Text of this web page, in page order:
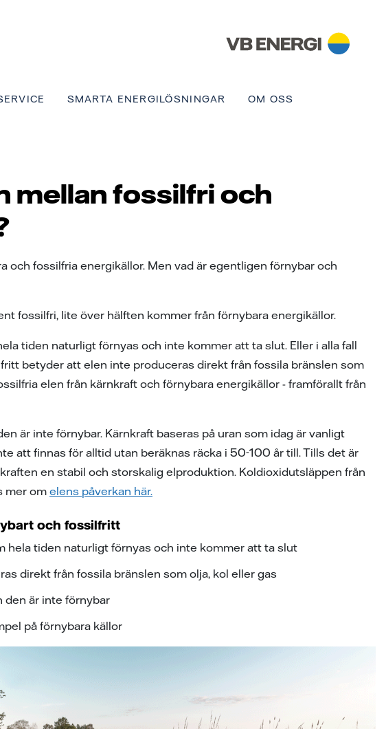
SMARTA ENERGILÖSNINGAR OM OSS
mellan fossilfri och
och fossilfria energikällor. Men vad är egentligen förnybar och
fossilfri, lite över hälften kommer från förnybara energikällor.
tiden naturligt förnyas och inte kommer att ta slut. Eller i alla fall
betyder att elen inte produceras direkt från fossila bränslen som
elen från kärnkraft och förnybara energikällor - framförallt från
är inte förnybar. Kärnkraft baseras på uran som idag är vanligt
att finnas för alltid utan beräknas räcka i 50-100 år till. Tills det är
en stabil och storskalig elproduktion. Koldioxidutsläppen från
mer om elens påverkan här.
och fossilfritt
hela tiden naturligt förnyas och inte kommer att ta slut
direkt från fossila bränslen som olja, kol eller gas
den är inte förnybar
på förnybara källor